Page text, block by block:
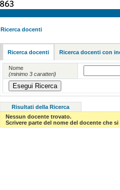
Ricerca docenti
Ricerca docenti Ricerca docenti con
Nome
(minimo 3 caratteri)
Risultati della Ricerca
Nessun docente trovato.
Scrivere parte del nome del docente che